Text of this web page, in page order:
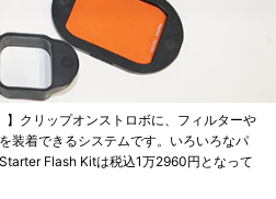
クリップオンストロボに、フィルターや
装着できるシステムです。いろいろなパ
Flash Kitは税込1万2960円となって